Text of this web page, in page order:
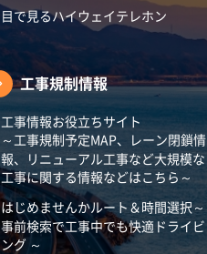
目で見るハイウェイテレホン
工事規制情報
工事情報お役立ちサイト
～工事規制予定MAP、レーン閉鎖情
報、リニューアル工事など大規模な
工事に関する情報などはこちら～
はじめませんかルート＆時間選択～
事前検索で工事中でも快適ドライビ
ング ～